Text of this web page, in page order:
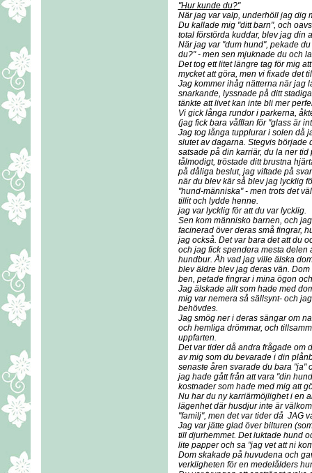
"Hur kunde du?"
När jag var valp, underhöll jag dig
Du kallade mig "ditt barn", och
total förstörda kuddar, blev jag din
När jag var "dum hund", pekade
du?" - men sen mjuknade du och
Det tog ett litet längre tag för mig
mycket att göra, men vi fixade det
Jag kommer ihåg nätterna när jag
snarkande, lyssnade på ditt
tänkte att livet kan inte bli mer
Vi gick långa rundor i parkerna,
(jag fick bara våfflan för "glass är
Jag tog långa tupplurar i solen då
slutet av dagarna. Stegvis började
satsade på din karriär, du la ner
tålmodigt, tröstade ditt brustna
på dåliga beslut, jag viftade på
när du blev kär så blev jag lycklig
"hund-människa" - men trots det
tillit och lydde henne.
jag var lycklig för att du var lycklig.
Sen kom människo barnen, och
facinerad över deras små fingrar,
jag också. Det var bara det att du
och jag fick spendera mesta delen
hundbur. Åh vad jag ville älska
blev äldre blev jag deras vän.
ben, petade fingrar i mina ögon
Jag älskade allt som hade med
mig var nemera så sällsynt- och
behövdes.
Jag smög ner i deras sängar om
och hemliga drömmar, och
uppfarten.
Det var tider då andra frågade om
av mig som du bevarade i din
senaste åren svarade du bara "ja"
jag hade gått från att vara "din
kostnader som hade med mig att
Nu har du ny karriärmöjlighet i en
lägenhet där husdjur inte är
"familj", men det var tider då JAG
Jag var jätte glad över bilturen
till djurhemmet. Det luktade hund
lite papper och sa "jag vet att ni
Dom skakade på huvudena och
verkligheten för en medelålders